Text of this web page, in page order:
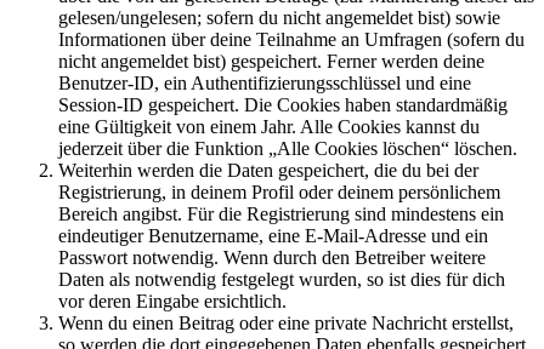
gelesen/ungelesen; sofern du nicht angemeldet bist) sowie
Informationen über deine Teilnahme an Umfragen (sofern du
nicht angemeldet bist) gespeichert. Ferner werden deine
Benutzer-ID, ein Authentifizierungsschlüssel und eine
Session-ID gespeichert. Die Cookies haben standardmäßig
eine Gültigkeit von einem Jahr. Alle Cookies kannst du
jederzeit über die Funktion „Alle Cookies löschen“ löschen.
Weiterhin werden die Daten gespeichert, die du bei der
Registrierung, in deinem Profil oder deinem persönlichem
Bereich angibst. Für die Registrierung sind mindestens ein
eindeutiger Benutzername, eine E-Mail-Adresse und ein
Passwort notwendig. Wenn durch den Betreiber weitere
Daten als notwendig festgelegt wurden, so ist dies für dich
vor deren Eingabe ersichtlich.
Wenn du einen Beitrag oder eine private Nachricht erstellst,
so werden die dort eingegebenen Daten ebenfalls gespeichert.